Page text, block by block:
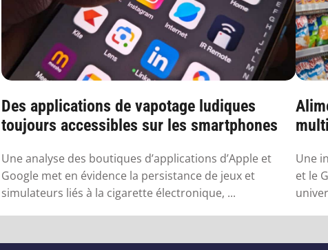
Des applications de vapotage ludiques
toujours accessibles sur les smartphones
Une analyse des boutiques d’applications d’Apple et
Google met en évidence la persistance de jeux et
simulateurs liés à la cigarette électronique, ...
Une
et le